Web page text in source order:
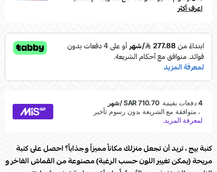
اعرف أكثر
كنبة بيج ، تريد أن تجعل منزلك مكاناً مميزاً وجذاباً؟ احصل على كنبة
مريحة (يمكن تغيير اللون حسب الرغبة) مصنوعة من القماش الفاخر و